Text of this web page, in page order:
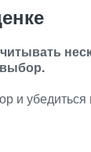
и убедиться